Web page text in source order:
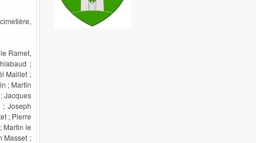
Ramet,
;
Maillet ;
; Martin
Jacques
Joseph
; Pierre
Martin le
Masset ;